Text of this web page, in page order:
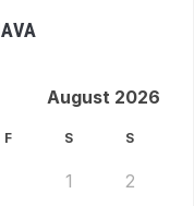
August 2026
F S S
1 2